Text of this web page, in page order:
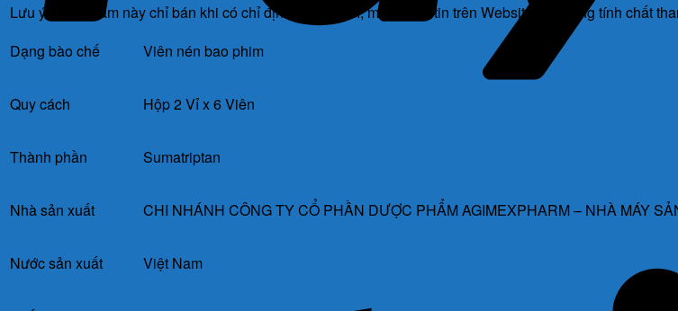
Lưu ý: Sản phẩm này chỉ bán khi có chỉ định của bác sĩ, mọi thông tin trên Website chỉ mang tính chất
Dạng bào chế
Viên nén bao phim
Quy cách Hộp 2 Vỉ x 6 Viên
Thành phần Sumatriptan
Nhà sản xuất CHI NHÁNH CÔNG TY CỔ PHẦN DƯỢC PHẨM AGIMEXPHARM – NHÀ MÁY
Nước sản xuất Việt Nam